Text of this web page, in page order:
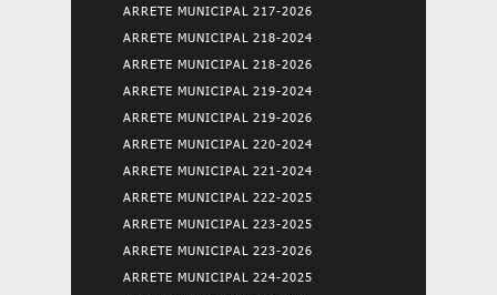
ARRETE MUNICIPAL 217-2026
ARRETE MUNICIPAL 218-2024
ARRETE MUNICIPAL 218-2026
ARRETE MUNICIPAL 219-2024
ARRETE MUNICIPAL 219-2026
ARRETE MUNICIPAL 220-2024
ARRETE MUNICIPAL 221-2024
ARRETE MUNICIPAL 222-2025
ARRETE MUNICIPAL 223-2025
ARRETE MUNICIPAL 223-2026
ARRETE MUNICIPAL 224-2025